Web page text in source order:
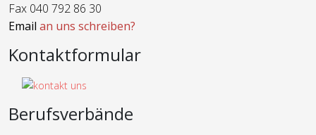
Fax 040 792 86 30
Email an uns schreiben?
Kontaktformular
Berufsverbände